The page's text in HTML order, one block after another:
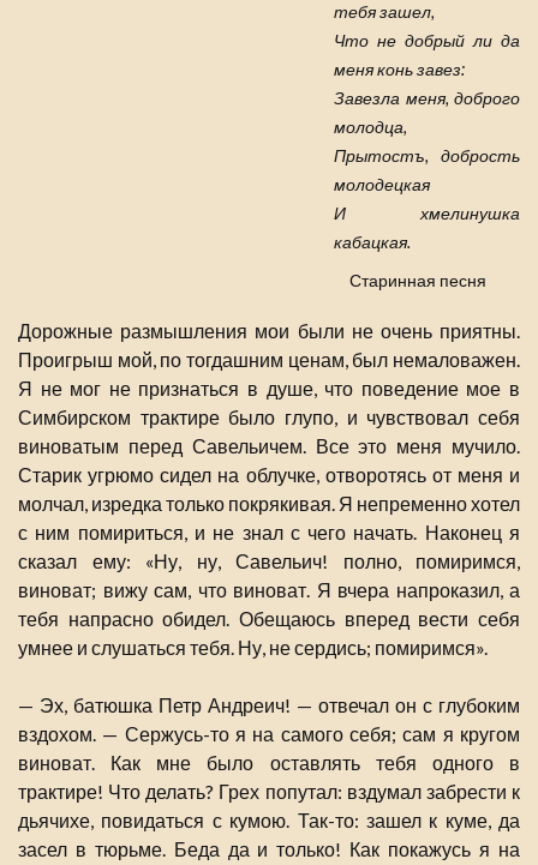
тебя зашел,
Что не добрый ли да
меня конь завез:
Завезла меня, доброго
молодца,
Прытостъ, добрость
молодецкая
И хмелинушка
кабацкая.
Старинная песня
Дорожные размышления мои были не очень приятны.
Проигрыш мой, по тогдашним ценам, был немаловажен.
Я не мог не признаться в душе, что поведение мое в
Симбирском трактире было глупо, и чувствовал себя
виноватым перед Савельичем. Все это меня мучило.
Старик угрюмо сидел на облучке, отворотясь от меня и
молчал, изредка только покрякивая. Я непременно хотел
с ним помириться, и не знал с чего начать. Наконец я
сказал ему: «Ну, ну, Савельич! полно, помиримся,
виноват; вижу сам, что виноват. Я вчера напроказил, а
тебя напрасно обидел. Обещаюсь вперед вести себя
умнее и слушаться тебя. Ну, не сердись; помиримся».
— Эх, батюшка Петр Андреич! — отвечал он с глубоким
вздохом. — Сержусь-то я на самого себя; сам я кругом
виноват. Как мне было оставлять тебя одного в
трактире! Что делать? Грех попутал: вздумал забрести к
дьячихе, повидаться с кумою. Так-то: зашел к куме, да
засел в тюрьме. Беда да и только! Как покажусь я на